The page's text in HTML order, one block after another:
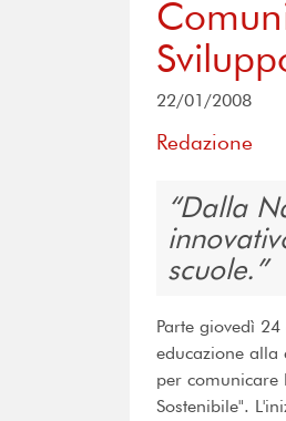
22/01/2008
Redazione
Dalla
scuole.
Parte giovedì
educazione
per
Sostenibile".